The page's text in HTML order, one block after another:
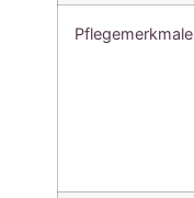
Pflegemerkmale